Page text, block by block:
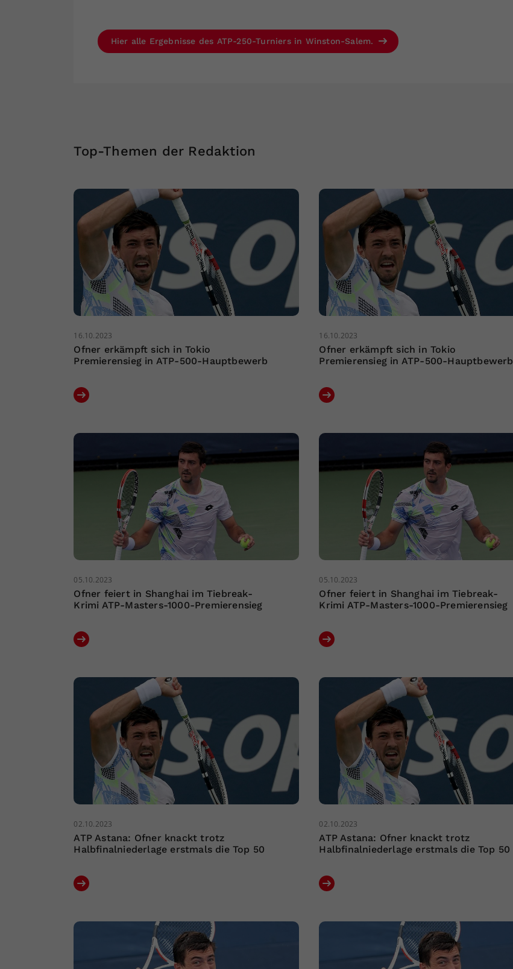
Hier alle Ergebnisse des ATP-250-Turniers in Winston-Salem.
Top-Themen der Redaktion
16.10.2023
Ofner erkämpft sich in Tokio
Premierensieg in ATP-500-Hauptbewerb
16.10.2023
Ofner erkämpft sich in Tokio
Premierensieg in ATP-500-Hauptbewerb
05.10.2023
Ofner feiert in Shanghai im Tiebreak-
Krimi ATP-Masters-1000-Premierensieg
05.10.2023
Ofner feiert in Shanghai im Tiebreak-
Krimi ATP-Masters-1000-Premierensieg
02.10.2023
ATP Astana: Ofner knackt trotz
Halbfinalniederlage erstmals die Top 50
02.10.2023
ATP Astana: Ofner knackt trotz
Halbfinalniederlage erstmals die Top 50